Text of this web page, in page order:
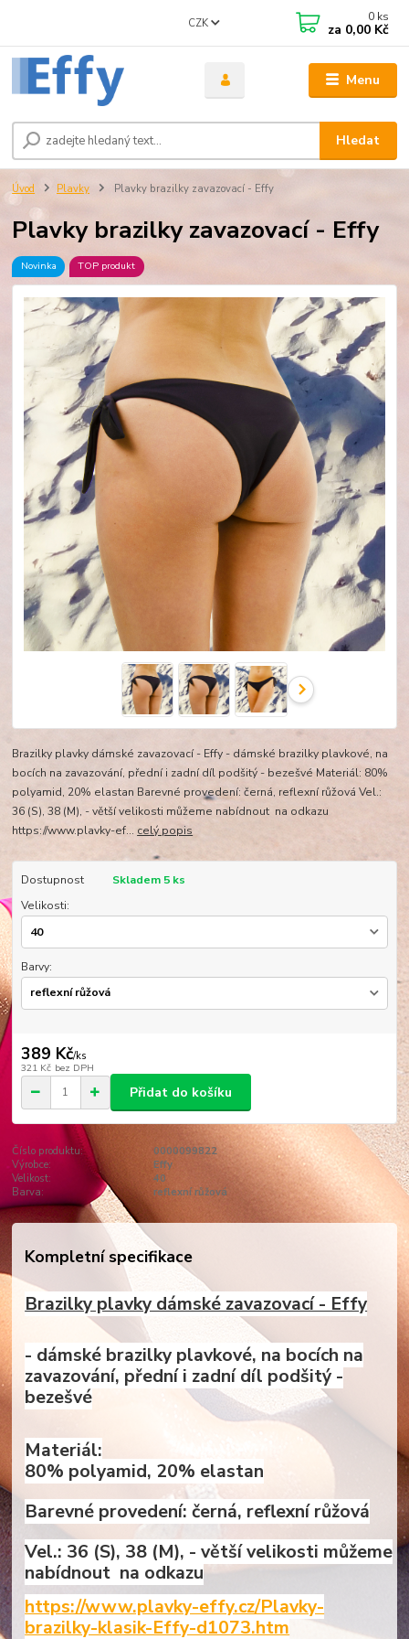
Menu
CZK
Hledat
0 ks
za 0,00 Kč
Úvod Plavky Plavky brazilky zavazovací - Effy
Plavky brazilky zavazovací - Effy
Novinka TOP produkt
Brazilky plavky dámské zavazovací - Effy - dámské brazilky plavkové, na
bocích na zavazování, přední i zadní díl podšitý - bezešvé Materiál: 80%
polyamid, 20% elastan Barevné provedení: černá, reflexní růžová Vel.:
36 (S), 38 (M), - větší velikosti můžeme nabídnout na odkazu
https://www.plavky-ef... celý popis
Dostupnost
Skladem 5 ks
Velikosti:
Barvy:
389 Kč/ks
321 Kč bez DPH
Přidat do košíku
Číslo produktu:
0000099822
Výrobce:
Effy
Velikost:
40
Barva:
reflexní růžová
Kompletní specifikace
Brazilky plavky dámské zavazovací - Effy
- dámské brazilky plavkové, na bocích na
zavazování, přední i zadní díl podšitý -
bezešvé
Materiál:
80% polyamid, 20% elastan
Barevné provedení: černá, reflexní růžová
Vel.: 36 (S), 38 (M), - větší velikosti můžeme
nabídnout na odkazu
https://www.plavky-effy.cz/Plavky-
brazilky-klasik-Effy-d1073.htm